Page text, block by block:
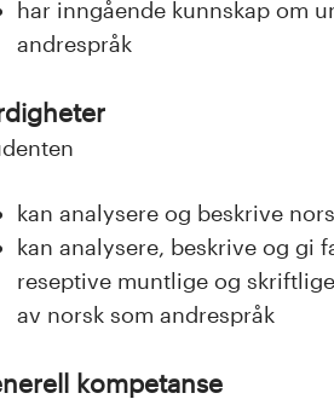
har inngående kunnskap om
andrespråk
kan analysere og beskrive
kan analysere, beskrive og gi
reseptive muntlige og
av norsk som andrespråk
kompetanse